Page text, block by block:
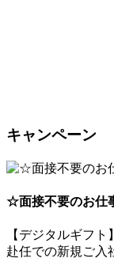
キャンペーン
☆面接不要のお仕
【デジタルギフト】
赴任での新規ご入